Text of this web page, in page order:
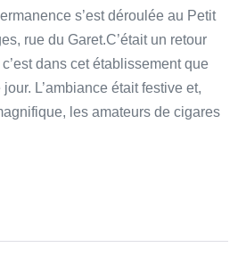
s’est déroulée au Petit
rue du Garet.C’était un retour
dans cet établissement que
L’ambiance était festive et,
les amateurs de cigares